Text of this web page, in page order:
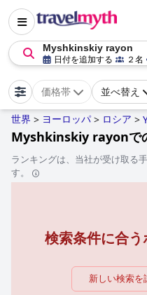
Myshkinskiy rayon
日付を追加する ２名
価格帯 並べ替え
世界 > ヨーロッパ > ロシア >
Myshkinskiy rayonで
ランキングは、当社が受け取る
す。
検索条件に合
新しい検索を